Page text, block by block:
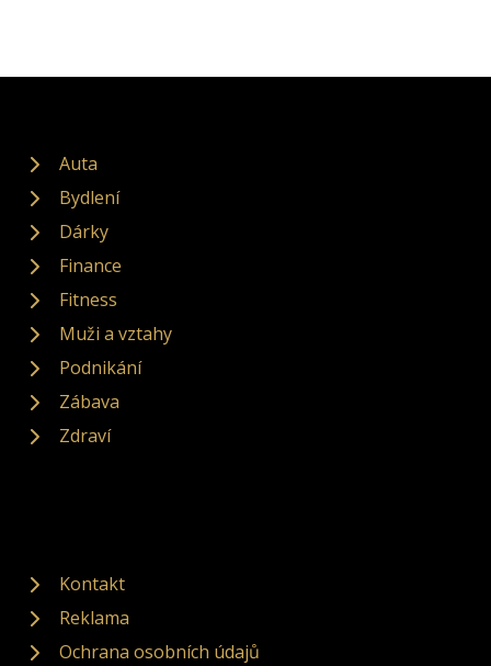
Auta
Bydlení
Dárky
Finance
Fitness
Muži a vztahy
Podnikání
Zábava
Zdraví
Kontakt
Reklama
Ochrana osobních údajů